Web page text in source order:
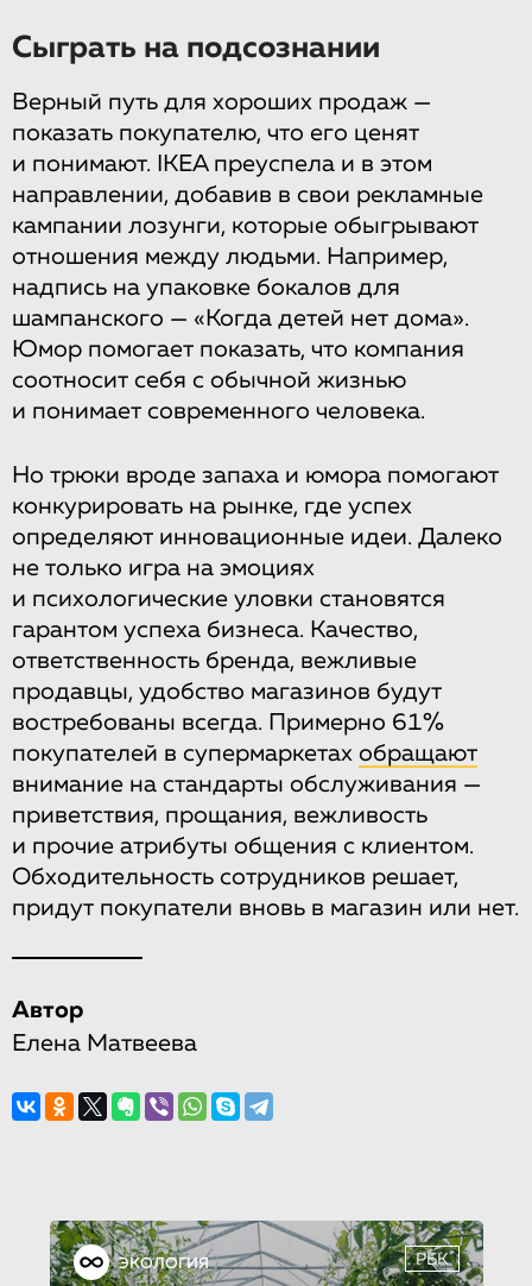
Сыграть на подсознании
Верный путь для хороших продаж —
показать покупателю, что его ценят
и понимают. IKEA преуспела и в этом
направлении, добавив в свои рекламные
кампании лозунги, которые обыгрывают
отношения между людьми. Например,
надпись на упаковке бокалов для
шампанского — «Когда детей нет дома».
Юмор помогает показать, что компания
соотносит себя с обычной жизнью
и понимает современного человека.
Но трюки вроде запаха и юмора помогают
конкурировать на рынке, где успех
определяют инновационные идеи. Далеко
не только игра на эмоциях
и психологические уловки становятся
гарантом успеха бизнеса. Качество,
ответственность бренда, вежливые
продавцы, удобство магазинов будут
востребованы всегда. Примерно 61%
покупателей в супермаркетах обращают
внимание на стандарты обслуживания —
приветствия, прощания, вежливость
и прочие атрибуты общения с клиентом.
Обходительность сотрудников решает,
придут покупатели вновь в магазин или нет.
Автор
Елена Матвеева
ЭКОЛОГИЯ РБК